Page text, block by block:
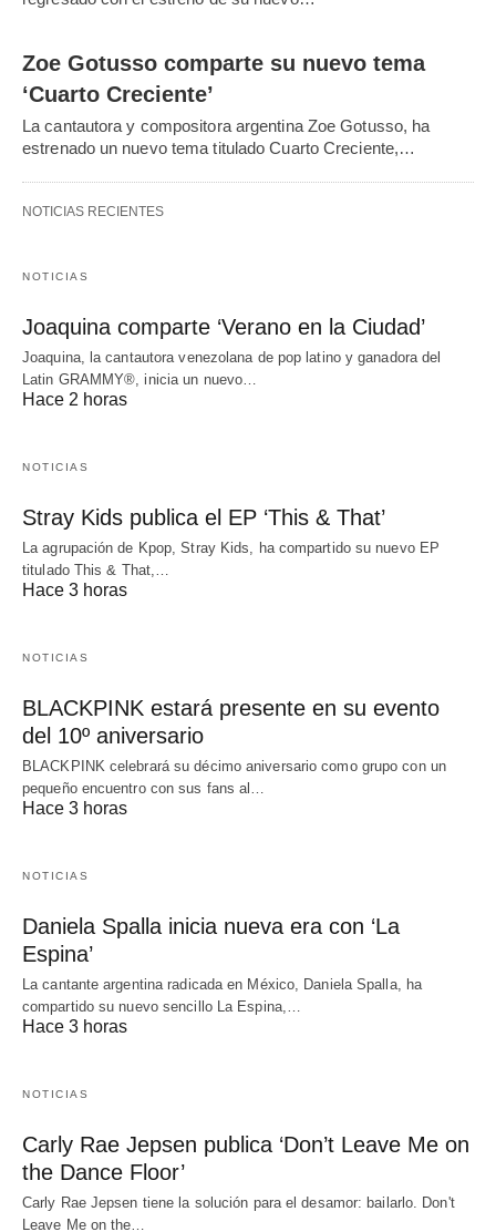
Zoe Gotusso comparte su nuevo tema
‘Cuarto Creciente’
La cantautora y compositora argentina Zoe Gotusso, ha
estrenado un nuevo tema titulado Cuarto Creciente,…
NOTICIAS RECIENTES
NOTICIAS
Joaquina comparte ‘Verano en la Ciudad’
Joaquina, la cantautora venezolana de pop latino y ganadora del
Latin GRAMMY®, inicia un nuevo…
Hace 2 horas
NOTICIAS
Stray Kids publica el EP ‘This & That’
La agrupación de Kpop, Stray Kids, ha compartido su nuevo EP
titulado This & That,…
Hace 3 horas
NOTICIAS
BLACKPINK estará presente en su evento
del 10º aniversario
BLACKPINK celebrará su décimo aniversario como grupo con un
pequeño encuentro con sus fans al…
Hace 3 horas
NOTICIAS
Daniela Spalla inicia nueva era con ‘La
Espina’
La cantante argentina radicada en México, Daniela Spalla, ha
compartido su nuevo sencillo La Espina,…
Hace 3 horas
NOTICIAS
Carly Rae Jepsen publica ‘Don’t Leave Me on
the Dance Floor’
Carly Rae Jepsen tiene la solución para el desamor: bailarlo. Don't
Leave Me on the…